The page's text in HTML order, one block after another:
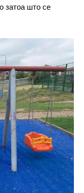
затоа што се